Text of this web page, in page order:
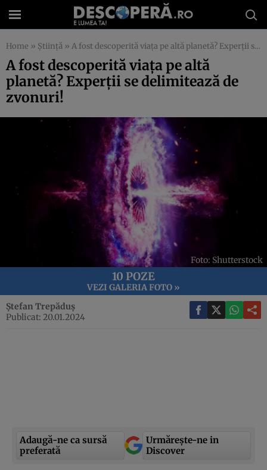
Home » Știință » A fost descoperită viața pe altă planetă? Experții se delimitează de zvonuri!
A fost descoperită viața pe altă
planetă? Experții se delimitează de
zvonuri!
Foto: Shutterstock
10 POZE
VEZI GALERIA FOTO »
Ștefan Trepăduș
Publicat: 20.01.2024
Adaugă-ne ca sursă
preferată
Urmărește-ne in
Discover